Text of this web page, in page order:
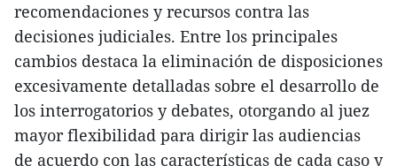
recomendaciones y recursos contra las
decisiones judiciales. Entre los principales
cambios destaca la eliminación de disposiciones
excesivamente detalladas sobre el desarrollo de
los interrogatorios y debates, otorgando al juez
mayor flexibilidad para dirigir las audiencias
de acuerdo con las características de cada caso y